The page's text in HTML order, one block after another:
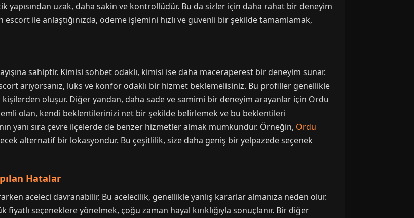
yapısından uzak, daha sakin ve kontrollüdür. Bu da sizler için daha rahat bir deneyim
ile anlaştığınızda, ödeme işlemini hızlı ve güvenli bir şekilde tamamlamak,
sahiptir. Kimisi sohbet odaklı, kimisi ise daha maceraperest bir deneyim sunar.
arıyorsanız, lüks ve konfor odaklı bir hizmet beklemelisiniz. Bu profiller genellikle
oluşur. Diğer yandan, daha sade ve samimi bir deneyim arayanlar için Ordu
olan, kendi beklentilerinizi net bir şekilde belirlemek ve bu beklentileri
yanı sıra çevre ilçelerde de benzer hizmetler almak mümkündür. Örneğin, Ordu
alternatif bir lokasyondur. Bu çeşitlilik, size daha geniş bir yelpazede seçenek
Hatalar
aceleci davranabilir. Bu acelecilik, genellikle yanlış kararlar almanıza neden olur.
seçeneklere yönelmek, çoğu zaman hayal kırıklığıyla sonuçlanır. Bir diğer